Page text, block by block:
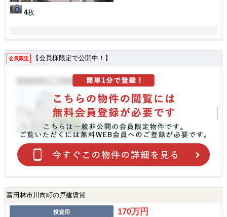
4枚
会員限定 【会員様限定で公開中！】
富田林市川向町の戸建賃貸
投資用 170万円